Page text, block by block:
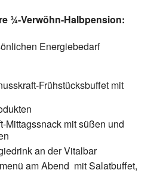
¾-Verwöhn-Halbpension:
Energiebedarf
Frühstücksbuffet mit
Mittagssnack mit süßen und
an der Vitalbar
am Abend mit Salatbuffet,